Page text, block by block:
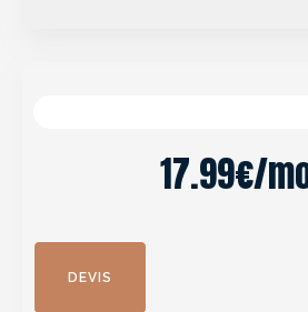
17.99€/
DEVIS